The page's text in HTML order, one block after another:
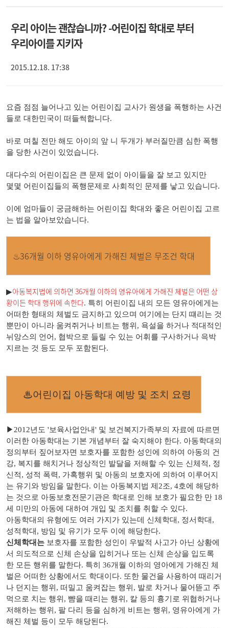
우리 아이는 괜찮습니까? -어린이집 학대로 부터
우리아이를 지키자
2015.12.18. 17:38
요즘 점점 늘어나고 있는 어린이집 교사가 원생을 폭행하는 사건
들로 대한민국이 떠들썩합니다.
바로 며칠 전만 해도 아이의 앞 니 두개가 부러질만큼 심한 폭행
을 당한 사건이 있었습니다.
대다수의 어린이집은 큰 문제 없이 아이들을 잘 보고 있지만
몇몇 어린이집들의 폭행문제로 사회적인 문제를 낳고 있습니다.
이에 엄마들이 궁금해하는 어린이집 학대와 좋은 어린이집 고르
는 법을 알아보았습니다.
♨36개월 이하 영유아에게 가해진 체벌은 무조건 학대
▶아동복지법에 의하면 36개월 이하의 영유아에게 가해진 체벌은 어떤 상
황이든 학대 행위에 속한다. 특히 어린이집 내의 모든 영유아에게는
어떠한 형태의 체벌도 금지하고 있으며 여기에는 단지 떄리는 것
뿐만이 아니라 움켜쥐거나 비트는 행위, 욕설을 하거나 적대적인
뉘앙스의 언어, 협박으로 들릴 수 있는 어휘를 구사하거나 윽박
지르는 것 등도 모두 포함된다.
♨어린이집 아동학대 예방 및 조치 요령
​▶2012년도 '보육사업안내' 및 보건복지가족부의 자료에 따르면
이러한 아동학대는 기본 개념부터 잘 숙지해야 한다. 아동학대의
정의부터 짚어보자면 보호자를 포함한 성인에 의하여 아동의 건
강, 복지를 해치거나 정상적인 발달을 저해할 수 있는 신체적, 정
신적, 성적 폭력, 가혹행위 및 아동의 보호자에 의하여 이루어지
는 유기와 방임을 말한다. 이는 아동복지법 제2조, 4호에 해당하
는 것으로 아동보호전문기관은 학대로 인해 보호가 필요한 만 18
세 미만의 아동에 대하여 개입 및 조치를 취할 수 있다.
아동학대의 유형에도 여러 가지가 있는데 신체학대, 정서학대,
성적학대, 방임 및 유기가 모두 이에 해당한다.
신체학대는 보호자를 포함한 성인이 우발적 사고가 아닌 상황에
서 의도적으로 신체 손상을 입히거나 또는 신체 손상을 입도록
한 모든 행위를 말한다. 특히 36개월 이하의 영아에게 가해진 체
벌은 어떠한 상황에서도 학대이다. 또한 물건을 사용하여 때리거
나 던지는 행위, 떠밀고 움켜잡는 행위, 발로 차거나 물어뜯고 주
먹으로 치는 행위, 뺨을 때리는 행위, 칼 등의 흉기로 위협하거나
저해하는 행위, 팔 다리 등을 심하게 비트는 행위, 영유아에게 가
해진 체벌 등이 모두 해당된다.